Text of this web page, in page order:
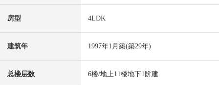
房型 4LDK
建筑年 1997年1月築(築29年)
总楼层数 6楼/地上11楼地下1阶建